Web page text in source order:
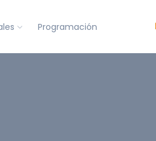
Programación